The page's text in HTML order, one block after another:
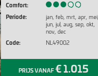
Comfort:
Periode:
jan feb mrt apr mei
jun jul aug sep okt
nov dec
Code:
NL49002
PRIJS VANAF€ 1.015